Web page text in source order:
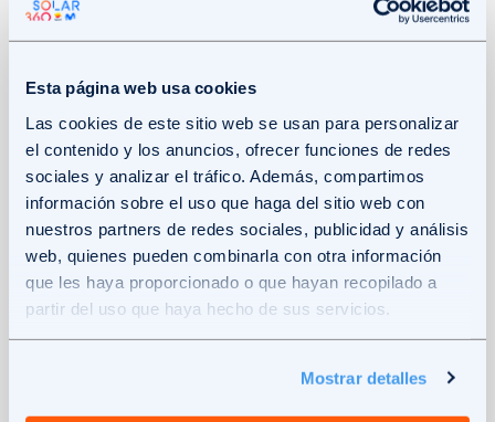
Esta página web usa cookies
Las cookies de este sitio web se usan para personalizar
el contenido y los anuncios, ofrecer funciones de redes
sociales y analizar el tráfico. Además, compartimos
información sobre el uso que haga del sitio web con
nuestros partners de redes sociales, publicidad y análisis
web, quienes pueden combinarla con otra información
que les haya proporcionado o que hayan recopilado a
partir del uso que haya hecho de sus servicios.
Mostrar detalles
generar electricidad de manera autónoma,
gastos y pueden contribuir
significativamente a la eficiencia financiera
del hogar.
Sin embargo, si lo que estás buscando es
algo mayor, con unainstalación con batería
solaren el hogar puedes multiplicar tu
ahorro energético, llegando incluso a tener
facturas de la luz cercanas a los 0 €. Al
generar tu propia energía limpia y optimizar